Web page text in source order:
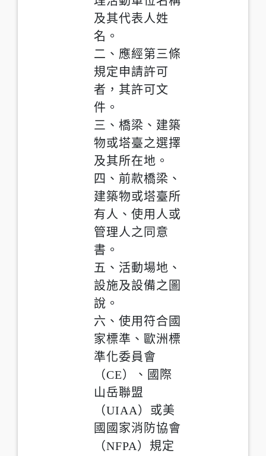
及其代表人姓
名。
二、應經第三條
規定申請許可
者，其許可文
件。
三、橋梁、建築
物或塔臺之選擇
及其所在地。
四、前款橋梁、
建築物或塔臺所
有人、使用人或
管理人之同意
書。
五、活動場地、
設施及設備之圖
說。
六、使用符合國
家標準、歐洲標
準化委員會
（CE）、國際
山岳聯盟
（UIAA）或美
國國家消防協會
（NFPA）規定